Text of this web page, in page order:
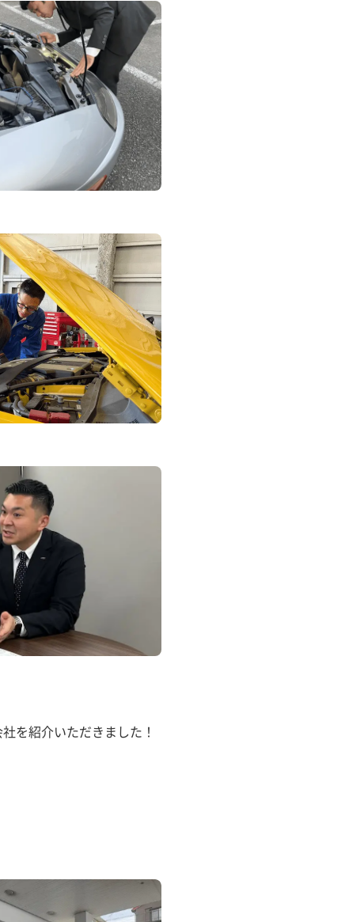
を紹介いただきました！